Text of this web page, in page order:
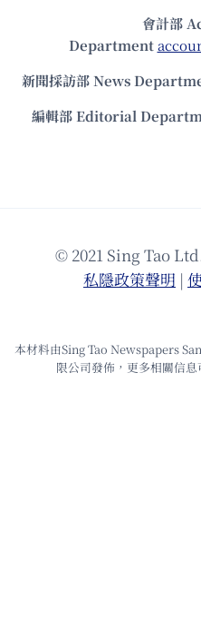
會計部
Department
新聞採訪部 News
編輯部 Editorial
© 2021 Sing Tao
私隱政策聲明 |
本材料由Sing Tao Newspapers
限公司發佈，更多相關信